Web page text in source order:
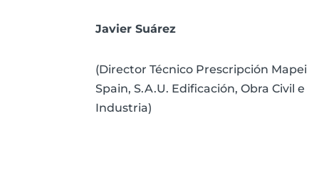
Javier Suárez
(Director Técnico Prescripción Mapei
Spain, S.A.U. Edificación, Obra Civil e
Industria)